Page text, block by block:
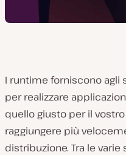
I runtime forniscono
per realizzare
quello giusto per il
raggiungere più
distribuzione. Tra le varie